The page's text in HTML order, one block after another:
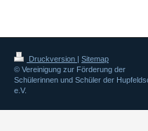
Druckversion
Sitemap
© Vereinigung zur Förderung der
Schülerinnen und Schüler der
e.V.